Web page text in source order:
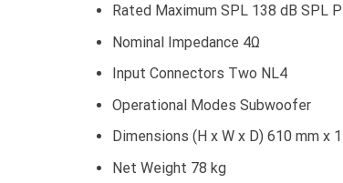
Rated Maximum SPL 138 dB SPL
Nominal Impedance 4Ω
Input Connectors Two NL4
Operational Modes Subwoofer
Dimensions (H x W x D) 610 mm x
Net Weight 78 kg